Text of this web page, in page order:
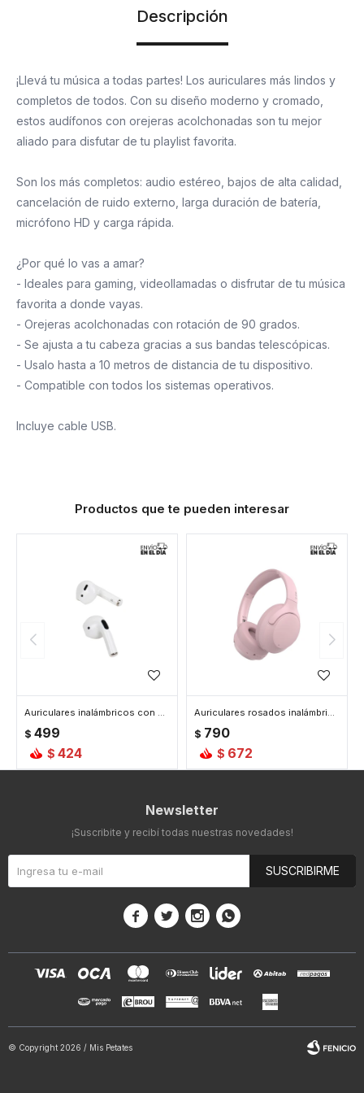
Descripción
¡Llevá tu música a todas partes! Los auriculares más lindos y
completos de todos. Con su diseño moderno y cromado,
estos audífonos con orejeras acolchonadas son tu mejor
aliado para disfutar de tu playlist favorita.
Son los más completos: audio estéreo, bajos de alta calidad,
cancelación de ruido externo, larga duración de batería,
micrófono HD y carga rápida.
¿Por qué lo vas a amar?
- Ideales para gaming, videollamadas o disfrutar de tu música
favorita a donde vayas.
- Orejeras acolchonadas con rotación de 90 grados.
- Se ajusta a tu cabeza gracias a sus bandas telescópicas.
- Usalo hasta a 10 metros de distancia de tu dispositivo.
- Compatible con todos los sistemas operativos.
Incluye cable USB.
Productos que te pueden interesar
Auriculares inalámbricos con bluetooth
$ 499
$ 424
Auriculares rosados inalámbricos - Rosa
$ 790
$ 672
Newsletter
¡Suscribite y recibí todas nuestras novedades!
SUSCRIBIRME
   
© Copyright 2026 / Mis Petates